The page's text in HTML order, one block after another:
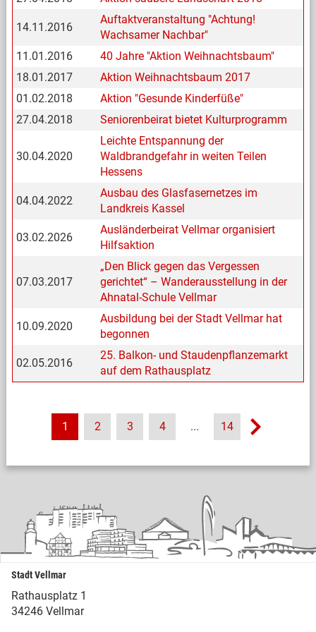
14.11.2016
Auftaktveranstaltung "Achtung!
Wachsamer Nachbar"
11.01.2016
40 Jahre "Aktion Weihnachtsbaum"
18.01.2017
Aktion Weihnachtsbaum 2017
01.02.2018
Aktion "Gesunde Kinderfüße"
27.04.2018
Seniorenbeirat bietet Kulturprogramm
30.04.2020
Leichte Entspannung der
Waldbrandgefahr in weiten Teilen
Hessens
04.04.2022
Ausbau des Glasfasernetzes im
Landkreis Kassel
03.02.2026
Ausländerbeirat Vellmar organisiert
Hilfsaktion
07.03.2017
„Den Blick gegen das Vergessen
gerichtet“ – Wanderausstellung in der
Ahnatal-Schule Vellmar
10.09.2020
Ausbildung bei der Stadt Vellmar hat
begonnen
02.05.2016
25. Balkon- und Staudenpflanzemarkt
auf dem Rathausplatz
1 2 3 4 ... 14
Stadt Vellmar
Rathausplatz 1
34246 Vellmar